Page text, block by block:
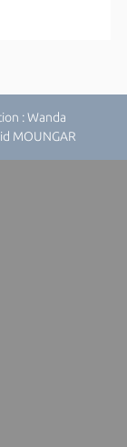
: Wanda
MOUNGAR